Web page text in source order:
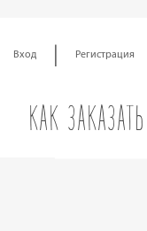
Вход | Регистрация
КАК ЗАКАЗАТЬ